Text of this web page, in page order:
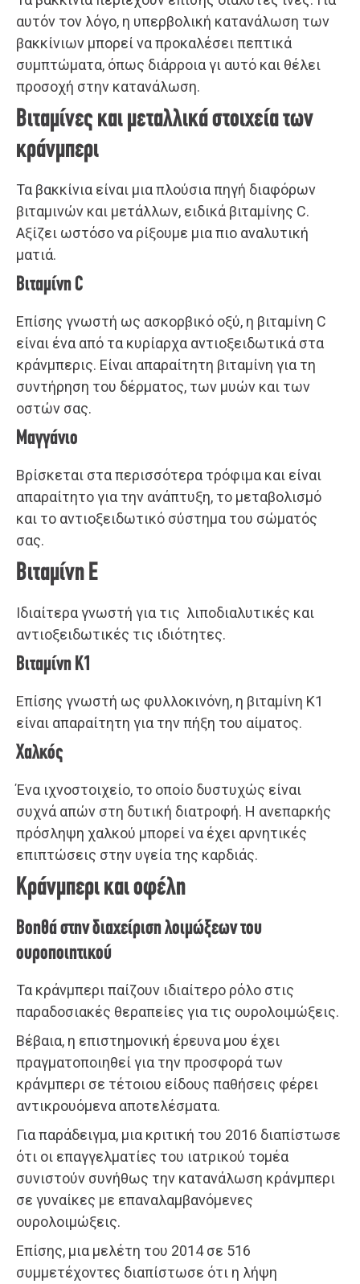
αυτόν τον λόγο, η υπερβολική κατανάλωση των
βακκίνιων μπορεί να προκαλέσει πεπτικά
συμπτώματα, όπως διάρροια γι αυτό και θέλει
προσοχή στην κατανάλωση.
Βιταμίνες και μεταλλικά στοιχεία των
κράνμπερι
Τα βακκίνια είναι μια πλούσια πηγή διαφόρων
βιταμινών και μετάλλων, ειδικά βιταμίνης C.
Αξίζει ωστόσο να ρίξουμε μια πιο αναλυτική
ματιά.
Βιταμίνη C
Επίσης γνωστή ως ασκορβικό οξύ, η βιταμίνη C
είναι ένα από τα κυρίαρχα αντιοξειδωτικά στα
κράνμπερις. Είναι απαραίτητη βιταμίνη για τη
συντήρηση του δέρματος, των μυών και των
οστών σας.
Μαγγάνιο
Βρίσκεται στα περισσότερα τρόφιμα και είναι
απαραίτητο για την ανάπτυξη, το μεταβολισμό
και το αντιοξειδωτικό σύστημα του σώματός
σας.
Βιταμίνη Ε
Ιδιαίτερα γνωστή για τις λιποδιαλυτικές και
αντιοξειδωτικές τις ιδιότητες.
Βιταμίνη Κ1
Επίσης γνωστή ως φυλλοκινόνη, η βιταμίνη Κ1
είναι απαραίτητη για την πήξη του αίματος.
Χαλκός
Ένα ιχνοστοιχείο, το οποίο δυστυχώς είναι
συχνά απών στη δυτική διατροφή. Η ανεπαρκής
πρόσληψη χαλκού μπορεί να έχει αρνητικές
επιπτώσεις στην υγεία της καρδιάς.
Κράνμπερι και οφέλη
Βοηθά στην διαχείριση λοιμώξεων του
ουροποιητικού
Τα κράνμπερι παίζουν ιδιαίτερο ρόλο στις
παραδοσιακές θεραπείες για τις ουρολοιμώξεις.
Βέβαια, η επιστημονική έρευνα μου έχει
πραγματοποιηθεί για την προσφορά των
κράνμπερι σε τέτοιου είδους παθήσεις φέρει
αντικρουόμενα αποτελέσματα.
Για παράδειγμα, μια κριτική του 2016 διαπίστωσε
ότι οι επαγγελματίες του ιατρικού τομέα
συνιστούν συνήθως την κατανάλωση κράνμπερι
σε γυναίκες με επαναλαμβανόμενες
ουρολοιμώξεις.
Επίσης, μια μελέτη του 2014 σε 516
συμμετέχοντες διαπίστωσε ότι η λήψη